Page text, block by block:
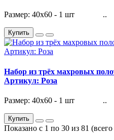
Размер: 40х60 - 1 шт ..
Купить
Набор из трёх махровых
Артикул: Роза
Размер: 40х60 - 1 шт ..
Купить
Показано с 1 по 30 из 81